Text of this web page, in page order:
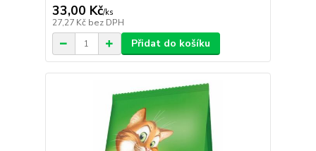
33,00 Kč/ks
27,27 Kč bez DPH
Přidat do košíku